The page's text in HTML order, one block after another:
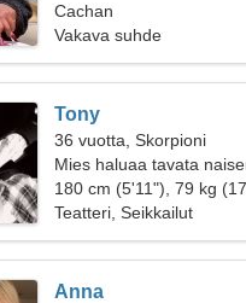
Cachan
Vakava suhde
Tony
36 vuotta, Skorpioni
Mies haluaa tavata
180 cm (5'11"), 79 kg
Teatteri, Seikkailut
Anna